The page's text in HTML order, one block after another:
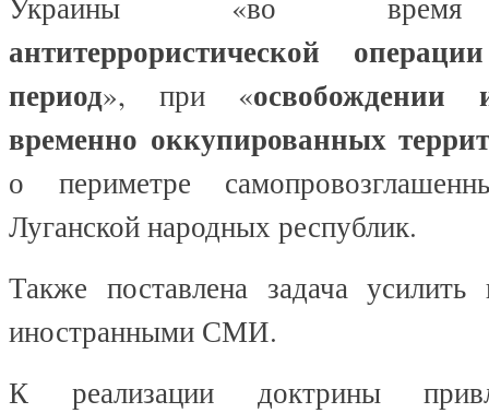
антитеррористической
период», при «освобождении
временно оккупированных
о периметре
Луганской народных республик.
Также поставлена задача усилить
иностранными СМИ.
К реализации доктрины